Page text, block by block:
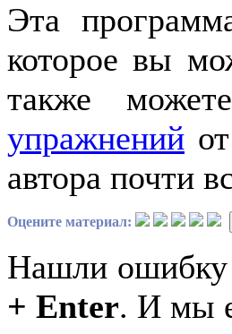
Эта
которое вы
также
упражнений
автора почти
Оцените материал:
Нашли ошибку
+ Enter. И мы